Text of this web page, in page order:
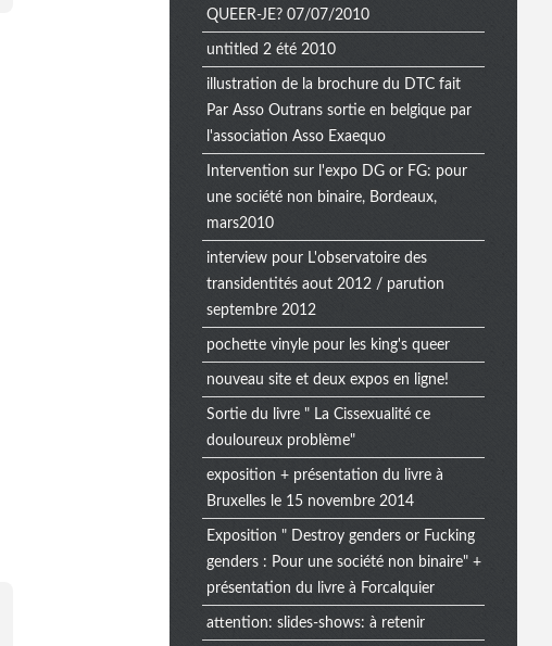
QUEER-JE? 07/07/2010
untitled 2 été 2010
illustration de la brochure du DTC fait
Par Asso Outrans sortie en belgique par
l'association Asso Exaequo
Intervention sur l'expo DG or FG: pour
une société non binaire, Bordeaux,
mars2010
interview pour L'observatoire des
transidentités aout 2012 / parution
septembre 2012
pochette vinyle pour les king's queer
nouveau site et deux expos en ligne!
Sortie du livre " La Cissexualité ce
douloureux problème"
exposition + présentation du livre à
Bruxelles le 15 novembre 2014
Exposition " Destroy genders or Fucking
genders : Pour une société non binaire" +
présentation du livre à Forcalquier
attention: slides-shows: à retenir